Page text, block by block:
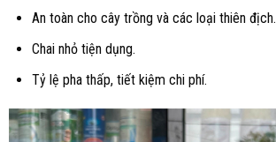
An toàn cho cây trồng và các loại thiên địch.
Chai nhỏ tiện dụng.
Tỷ lệ pha thấp, tiết kiệm chi phí.